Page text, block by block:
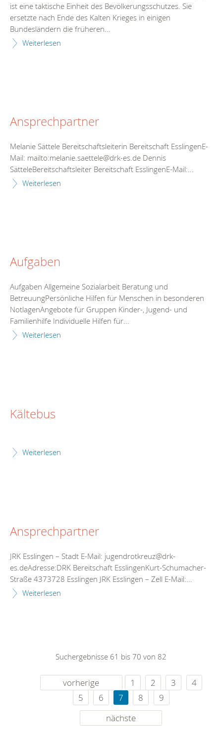
ist eine taktische Einheit des Bevölkerungsschutzes. Sie
ersetzte nach Ende des Kalten Krieges in einigen
Bundesländern die früheren...
Weiterlesen
Ansprechpartner
Melanie Sättele Bereitschaftsleiterin Bereitschaft EsslingenE-
Mail: mailto:melanie.saettele@drk-es.de Dennis
SätteleBereitschaftsleiter Bereitschaft EsslingenE-Mail:...
Weiterlesen
Aufgaben
Aufgaben Allgemeine Sozialarbeit Beratung und
BetreuungPersönliche Hilfen für Menschen in besonderen
NotlagenAngebote für Gruppen Kinder-, Jugend- und
Familienhilfe Individuelle Hilfen für...
Weiterlesen
Kältebus
Weiterlesen
Ansprechpartner
JRK Esslingen – Stadt E-Mail: jugendrotkreuz@drk-
es.deAdresse:DRK Bereitschaft EsslingenKurt-Schumacher-
Straße 4373728 Esslingen JRK Esslingen – Zell E-Mail:...
Weiterlesen
Suchergebnisse 61 bis 70 von 82
vorherige 1 2 3
4
5
6 7 8
9
nächste